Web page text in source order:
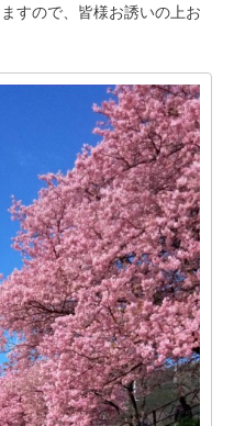
すので、皆様お誘いの上お